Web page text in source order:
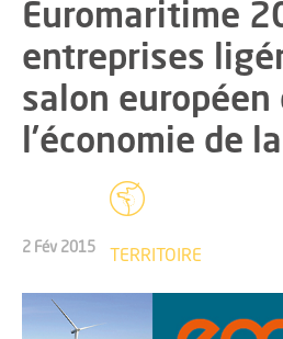
Euromaritime
entreprises
salon européen
l’économie de
2 Fév 2015 TERRITOIRE